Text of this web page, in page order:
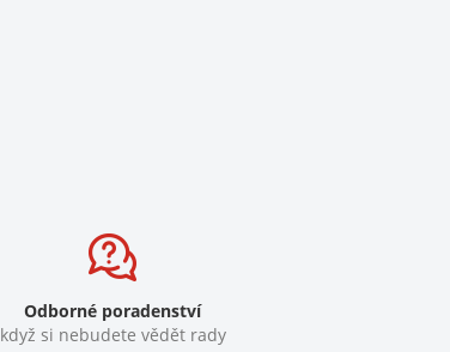
Odborné poradenství
když si nebudete vědět rady